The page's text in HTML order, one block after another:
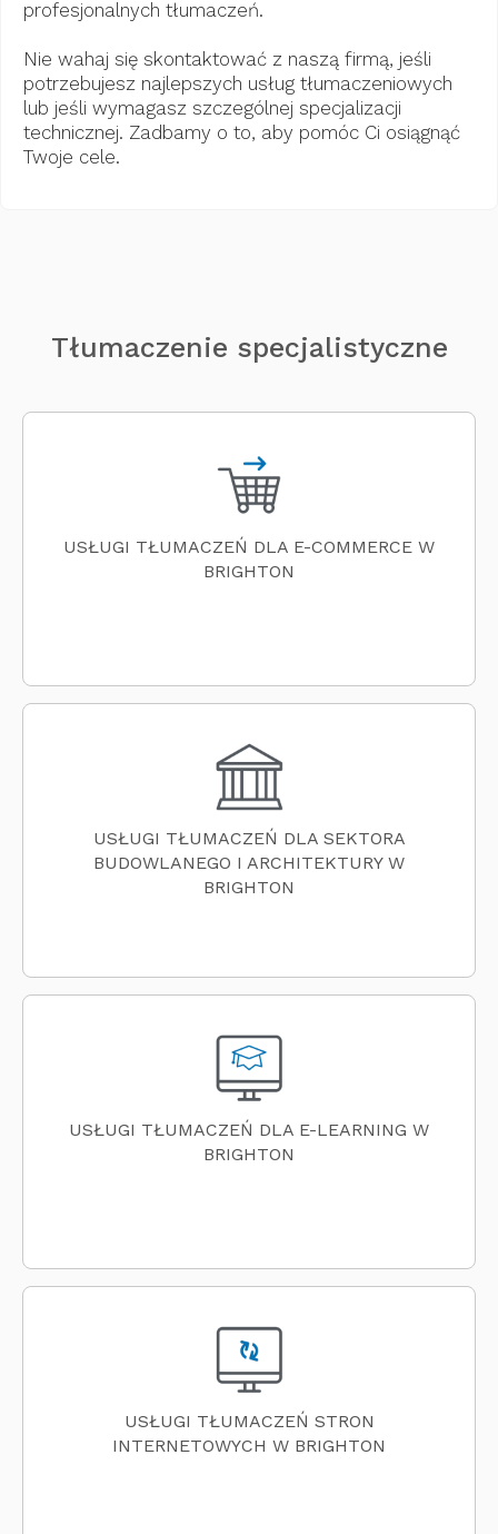
profesjonalnych tłumaczeń.
Nie wahaj się skontaktować z naszą firmą, jeśli
potrzebujesz najlepszych usług tłumaczeniowych
lub jeśli wymagasz szczególnej specjalizacji
technicznej. Zadbamy o to, aby pomóc Ci osiągnąć
Twoje cele.
Tłumaczenie specjalistyczne
USŁUGI TŁUMACZEŃ DLA E-COMMERCE W
BRIGHTON
USŁUGI TŁUMACZEŃ DLA SEKTORA
BUDOWLANEGO I ARCHITEKTURY W
BRIGHTON
USŁUGI TŁUMACZEŃ DLA E-LEARNING W
BRIGHTON
USŁUGI TŁUMACZEŃ STRON
INTERNETOWYCH W BRIGHTON